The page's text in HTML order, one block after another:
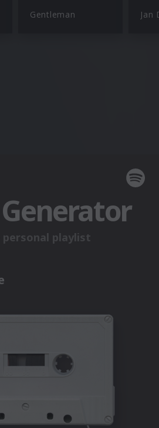
Gentleman Jan